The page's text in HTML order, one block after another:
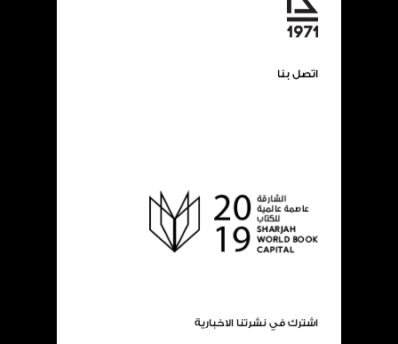
اتصل بنا
اشترك في نشرتنا الاخبارية